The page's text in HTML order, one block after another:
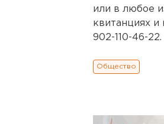
или в любое
квитанциях и
902-110-46-
Общество